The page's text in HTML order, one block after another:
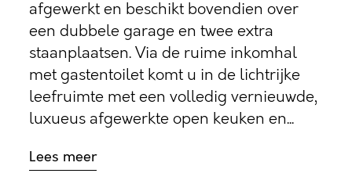
afgewerkt en beschikt bovendien over
een dubbele garage en twee extra
staanplaatsen. Via de ruime inkomhal
met gastentoilet komt u in de lichtrijke
leefruimte met een volledig vernieuwde,
luxueus afgewerkte open keuken en...
Lees meer